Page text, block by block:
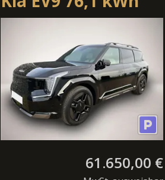
RWD First Ecition
61.650,00 €